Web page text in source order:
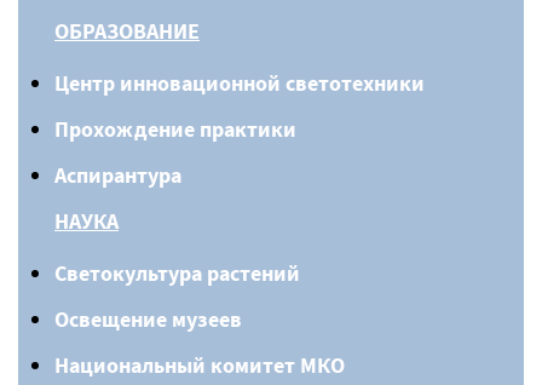
ОБРАЗОВАНИЕ
Центр инновационной светотехники
Прохождение практики
Аспирантура
НАУКА
Светокультура растений
Освещение музеев
Национальный комитет МКО